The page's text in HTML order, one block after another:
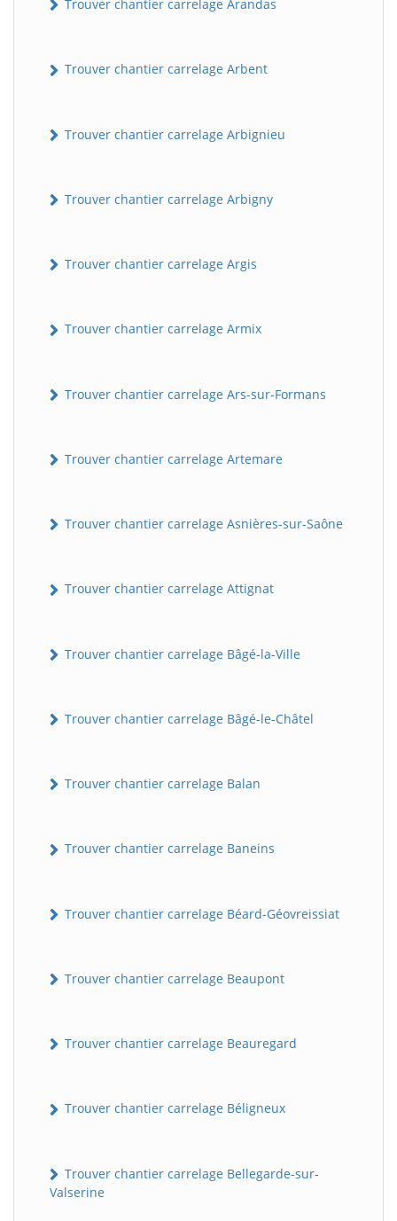
Trouver chantier carrelage Arandas
Trouver chantier carrelage Arbent
Trouver chantier carrelage Arbignieu
Trouver chantier carrelage Arbigny
Trouver chantier carrelage Argis
Trouver chantier carrelage Armix
Trouver chantier carrelage Ars-sur-Formans
Trouver chantier carrelage Artemare
Trouver chantier carrelage Asnières-sur-Saône
Trouver chantier carrelage Attignat
Trouver chantier carrelage Bâgé-la-Ville
Trouver chantier carrelage Bâgé-le-Châtel
Trouver chantier carrelage Balan
Trouver chantier carrelage Baneins
Trouver chantier carrelage Béard-Géovreissiat
Trouver chantier carrelage Beaupont
Trouver chantier carrelage Beauregard
Trouver chantier carrelage Béligneux
Trouver chantier carrelage Bellegarde-sur-
Valserine